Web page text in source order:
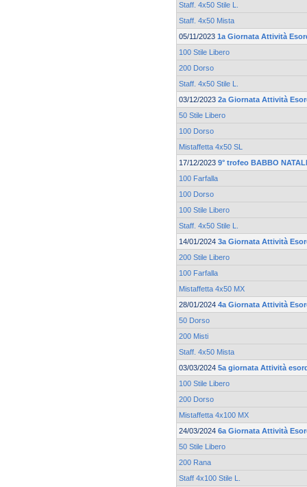
Staff. 4x50 Stile L.
Staff. 4x50 Mista
05/11/2023 1a Giornata Attività
100 Stile Libero
200 Dorso
Staff. 4x50 Stile L.
03/12/2023 2a Giornata Attività
50 Stile Libero
100 Dorso
Mistaffetta 4x50 SL
17/12/2023 9° trofeo BABBO
100 Farfalla
100 Dorso
100 Stile Libero
Staff. 4x50 Stile L.
14/01/2024 3a Giornata Attività
200 Stile Libero
100 Farfalla
Mistaffetta 4x50 MX
28/01/2024 4a Giornata Attività
50 Dorso
200 Misti
Staff. 4x50 Mista
03/03/2024 5a giornata Attività
100 Stile Libero
200 Dorso
Mistaffetta 4x100 MX
24/03/2024 6a Giornata Attività
50 Stile Libero
200 Rana
Staff 4x100 Stile L.